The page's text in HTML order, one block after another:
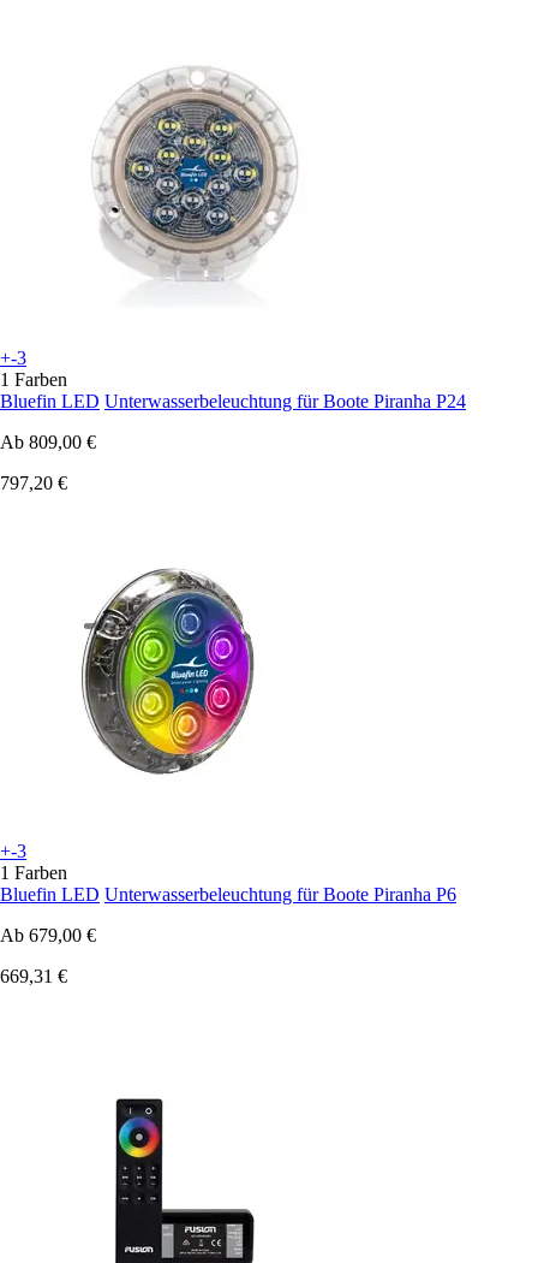
+-3
1 Farben
Bluefin LED Unterwasserbeleuchtung für Boote Piranha P24
Ab 809,00 €
797,20 €
+-3
1 Farben
Bluefin LED Unterwasserbeleuchtung für Boote Piranha P6
Ab 679,00 €
669,31 €